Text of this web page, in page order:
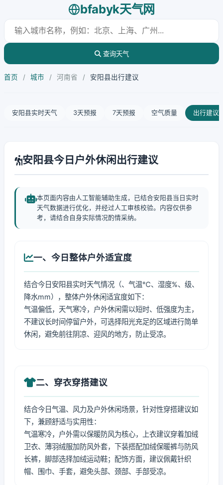
bfabyk天气网
查询天气
首页 / 城市 / 河南省 / 安阳县出行建议
安阳县实时天气 3天预报 7天预报 空气质量 出行建议
安阳县今日户外休闲出行建议
本页面内容由人工智能辅助生成，已结合安阳县当日实时
天气数据进行优化，并经过人工审核校验。内容仅供参
考，请结合自身实际情况酌情采纳。
一、今日整体户外适宜度
结合今日安阳县实时天气情况（、气温℃、湿度%、级、
降水mm），整体户外休闲适宜度如下：
气温偏低，天气寒冷，户外休闲需以短时、低强度为主，
不建议长时间停留户外，可选择阳光充足的区域进行简单
休闲，避免前往阴凉、迎风的地方，防止受凉。
二、穿衣穿搭建议
结合今日气温、风力及户外休闲场景，针对性穿搭建议如
下，兼顾舒适与实用性：
气温寒冷，户外需以保暖防风为核心，上衣建议穿着加绒
卫衣、薄羽绒服加防风外套，下装搭配加绒保暖裤与防风
长裤，脚部选择加绒运动鞋；配饰方面，建议佩戴针织
帽、围巾、手套，避免头部、颈部、手部受凉。